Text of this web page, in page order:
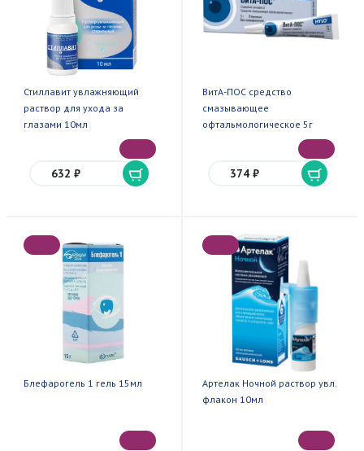
Стиллавит увлажняющий
раствор для ухода за
глазами 10мл
632 ₽
ВитА-ПОС средство
смазывающее
офтальмологическое 5г
374 ₽
Блефарогель 1 гель 15мл
Артелак Ночной раствор увл.
флакон 10мл